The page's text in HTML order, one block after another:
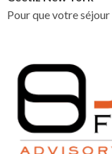
Pour que votre